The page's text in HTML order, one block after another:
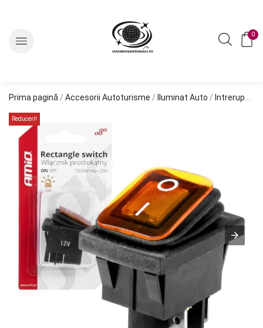
0
Prima pagină / Accesorii Autoturisme / Iluminat Auto / Intrerupatoare auto
Reduceri!